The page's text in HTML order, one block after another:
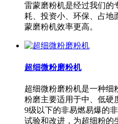
雷蒙磨粉机是经过我们的
耗、投资小、环保、占地
蒙磨粉机效率更高。
超细微粉磨粉机
超细微粉磨粉机是一种细
粉磨主要适用于中、低硬
9级以下的非易燃易爆的
试验和改进，为超细粉的